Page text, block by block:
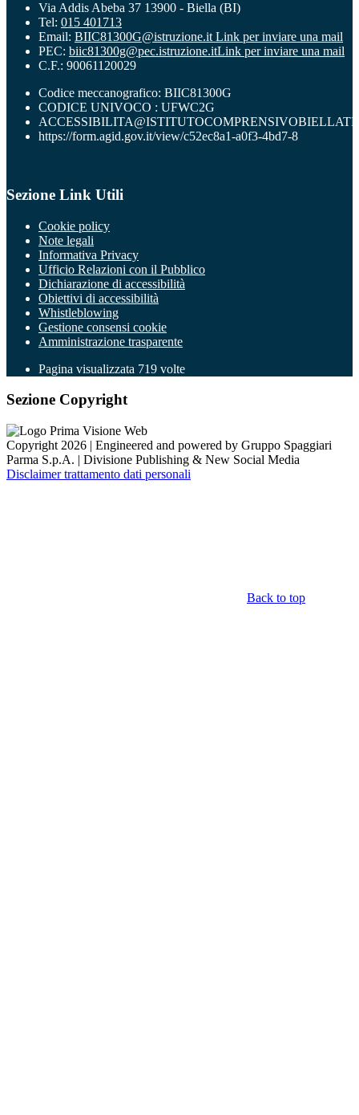
Via Addis Abeba 37 13900 - Biella (BI)
Tel: 015 401713
Email: BIIC81300G@istruzione.it Link per inviare una mail
PEC: biic81300g@pec.istruzione.itLink per inviare una mail
C.F.: 90061120029
Codice meccanografico: BIIC81300G
CODICE UNIVOCO : UFWC2G
https://form.agid.gov.it/view/c52ec8a1-a0f3-4bd7-8
Sezione Link Utili
Cookie policy
Note legali
Informativa Privacy
Ufficio Relazioni con il Pubblico
Dichiarazione di accessibilità
Obiettivi di accessibilità
Whistleblowing
Gestione consensi cookie
Amministrazione trasparente
Pagina visualizzata 719 volte
Sezione Copyright
Copyright 2026 | Engineered and powered by Gruppo Spaggiari
Parma S.p.A. | Divisione Publishing & New Social Media
Disclaimer trattamento dati personali
Back to top